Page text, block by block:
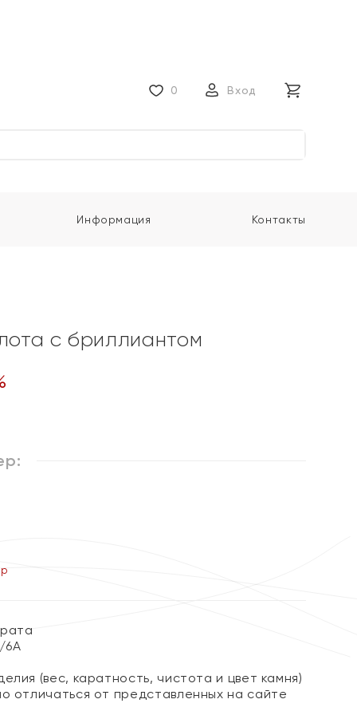
0 Вход
Информация Контакты
с бриллиантом
6А
(вес, каратность, чистота и цвет камня)
отличаться от представленных на сайте